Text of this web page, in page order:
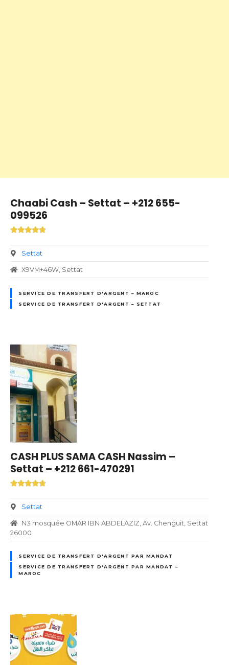
Chaabi Cash – Settat – +212 655-
099526
Settat
X9VM+46W, Settat
SERVICE DE TRANSFERT D'ARGENT – MAROC
SERVICE DE TRANSFERT D'ARGENT – SETTAT
CASH PLUS SAMA CASH Nassim –
Settat – +212 661-470291
Settat
N3 mosquée OMAR IBN ABDELAZIZ, Av. Chenguit, Settat
26000
SERVICE DE TRANSFERT D'ARGENT PAR MANDAT
SERVICE DE TRANSFERT D'ARGENT PAR MANDAT –
MAROC